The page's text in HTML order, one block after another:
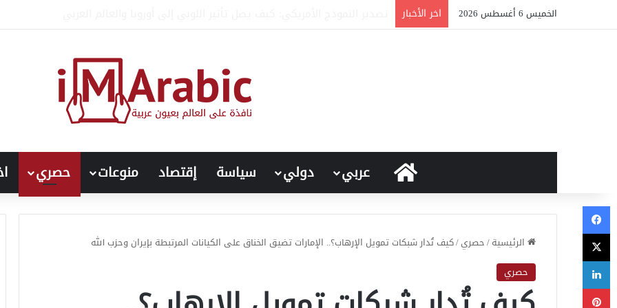
الخميس 6 أغسطس 2026 اخر الأخبار
الرئيسية
عربي دولي سياسة إقتصاد منوعات حصري
الرئيسية/حصري/كيف تُدار شبكات تمويل الإرهاب؟.. الإمارات تضيق الخناق على الكيانات المرتبطة بإيران وحزب الله
حصري